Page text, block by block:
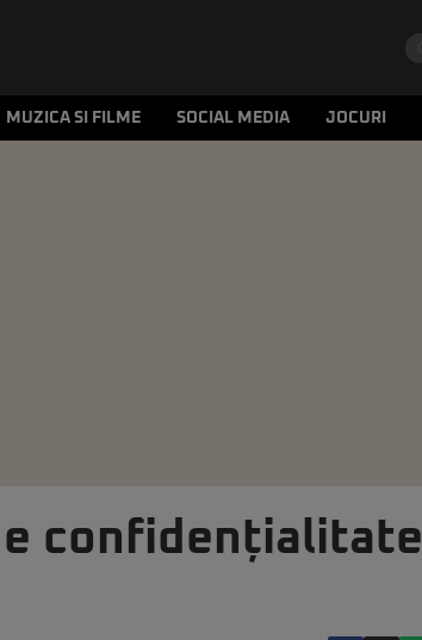
MUZICA SI FILME SOCIAL MEDIA JOCURI
confidențialitate